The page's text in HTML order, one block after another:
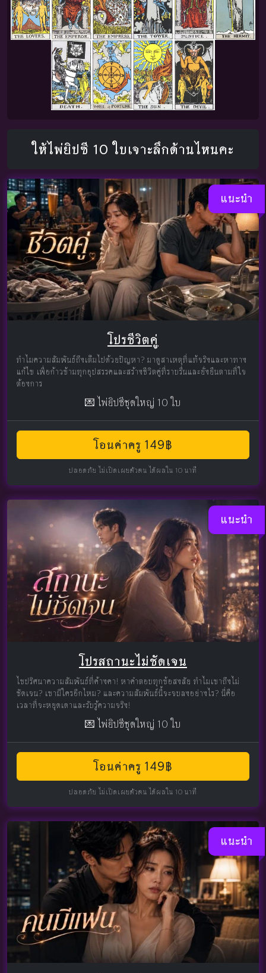
ให้ไพ่ยิปซี 10 ใบเจาะลึกด้านไหนคะ
แนะนำ
โปรชีวิตคู่
ทำไมความสัมพันธ์ถึงเต็มไปด้วยปัญหา? มาดูสาเหตุที่แท้จริงและหาทาง
แก้ไข เพื่อก้าวข้ามทุกอุปสรรคและสร้างชีวิตคู่ที่ราบรื่นและยั่งยืนตามที่ใจ
ต้องการ
💌 ไพ่ยิปซีชุดใหญ่ 10 ใบ
โอนค่าครู 149฿
ปลอดภัย ไม่เปิดเผยตัวตน ได้ผลใน 10 นาที
แนะนำ
โปรสถานะไม่ชัดเจน
ไขปริศนาความสัมพันธ์ที่ค้างคา! หาคำตอบทุกข้อสงสัย ทำไมเขาถึงไม่
ชัดเจน? เขามีใครอีกไหม? และความสัมพันธ์นี้จะจบลงอย่างไร? นี่คือ
เวลาที่จะหยุดเดาและรับรู้ความจริง!
💌 ไพ่ยิปซีชุดใหญ่ 10 ใบ
โอนค่าครู 149฿
ปลอดภัย ไม่เปิดเผยตัวตน ได้ผลใน 10 นาที
แนะนำ